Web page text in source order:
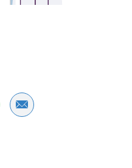
Share by Email